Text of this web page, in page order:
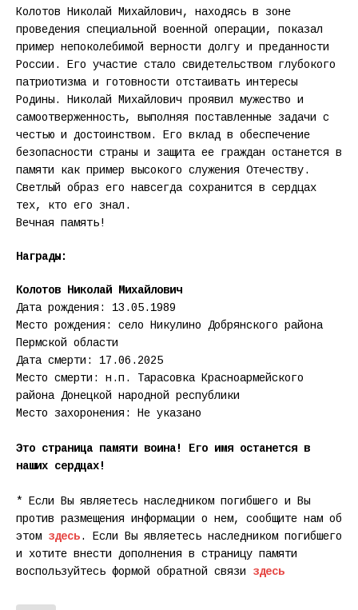
Колотов Николай Михайлович, находясь в зоне
проведения специальной военной операции, показал
пример непоколебимой верности долгу и преданности
России. Его участие стало свидетельством глубокого
патриотизма и готовности отстаивать интересы
Родины. Николай Михайлович проявил мужество и
самоотверженность, выполняя поставленные задачи с
честью и достоинством. Его вклад в обеспечение
безопасности страны и защита ее граждан останется в
памяти как пример высокого служения Отечеству.
Светлый образ его навсегда сохранится в сердцах
тех, кто его знал.
Вечная память!
Награды:
Колотов Николай Михайлович
Дата рождения: 13.05.1989
Место рождения: село Никулино Добрянского района
Пермской области
Дата смерти: 17.06.2025
Место смерти: н.п. Тарасовка Красноармейского
района Донецкой народной республики
Место захоронения: Не указано
Это страница памяти воина! Его имя останется в
наших сердцах!
* Если Вы являетесь наследником погибшего и Вы
против размещения информации о нем, сообщите нам об
этом здесь. Если Вы являетесь наследником погибшего
и хотите внести дополнения в страницу памяти
воспользуйтесь формой обратной связи здесь